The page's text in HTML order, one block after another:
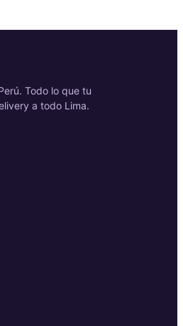
Todo lo que tu
a todo Lima.